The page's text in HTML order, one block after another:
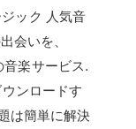
ック 人気音
会いを、
楽サービス.
ンロードす
は簡単に解決